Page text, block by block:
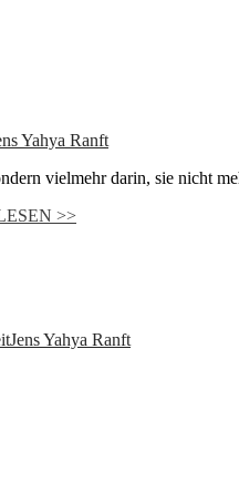
Yahya Ranft
vielmehr darin, sie nicht
>>
Jens Yahya Ranft